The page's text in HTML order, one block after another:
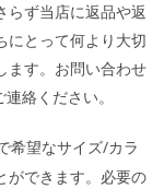
らず当店に返品や返
にとって何より大切
ます。お問い合わせ
絡ください。
希望なサイズ/カラ
ができます。必要の